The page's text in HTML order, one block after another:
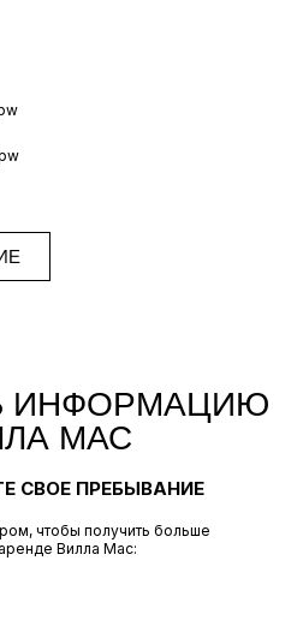
ИНФОРМАЦИЮ
МАС
СВОЕ ПРЕБЫВАНИЕ
чтобы получить больше
Вилла Мас: